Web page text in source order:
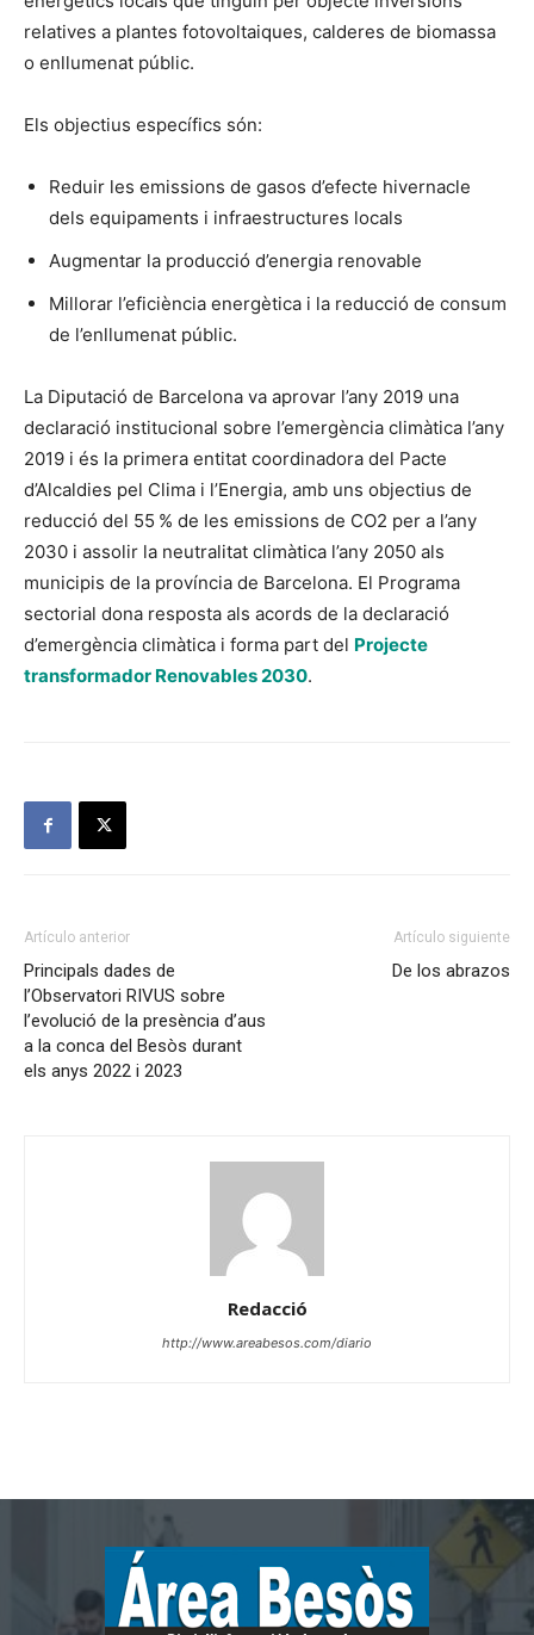
relatives a plantes fotovoltaiques, calderes de biomassa
o enllumenat públic.
Els objectius específics són:
Reduir les emissions de gasos d’efecte hivernacle
dels equipaments i infraestructures locals
Augmentar la producció d’energia renovable
Millorar l’eficiència energètica i la reducció de consum
de l’enllumenat públic.
La Diputació de Barcelona va aprovar l’any 2019 una
declaració institucional sobre l’emergència climàtica l’any
2019 i és la primera entitat coordinadora del Pacte
d’Alcaldies pel Clima i l’Energia, amb uns objectius de
reducció del 55 % de les emissions de CO2 per a l’any
2030 i assolir la neutralitat climàtica l’any 2050 als
municipis de la província de Barcelona. El Programa
sectorial dona resposta als acords de la declaració
d’emergència climàtica i forma part del Projecte
transformador Renovables 2030.
Artículo anterior
Principals dades de
l’Observatori RIVUS sobre
l’evolució de la presència d’aus
a la conca del Besòs durant
els anys 2022 i 2023
Artículo siguiente
De los abrazos
Redacció
http://www.areabesos.com/diario